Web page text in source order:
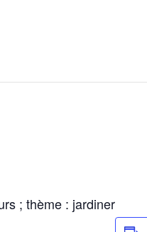
; thème : jardiner